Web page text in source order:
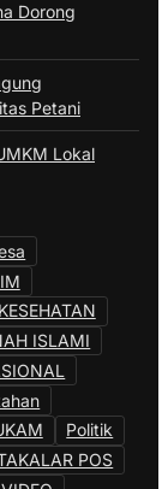
Dorong
Petani
Lokal
KESEHATAN
ISLAMI
Politik
POS